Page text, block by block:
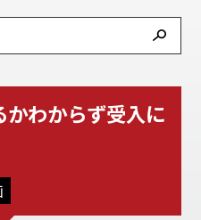
わからず受入に